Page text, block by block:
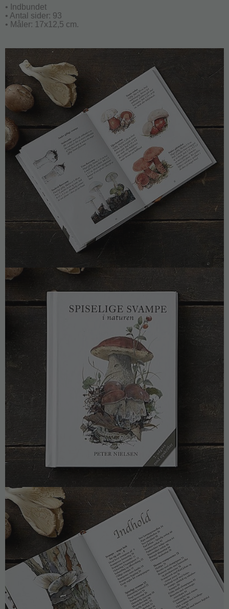
• Indbundet
• Antal sider: 93
• Måler: 17x12,5 cm.